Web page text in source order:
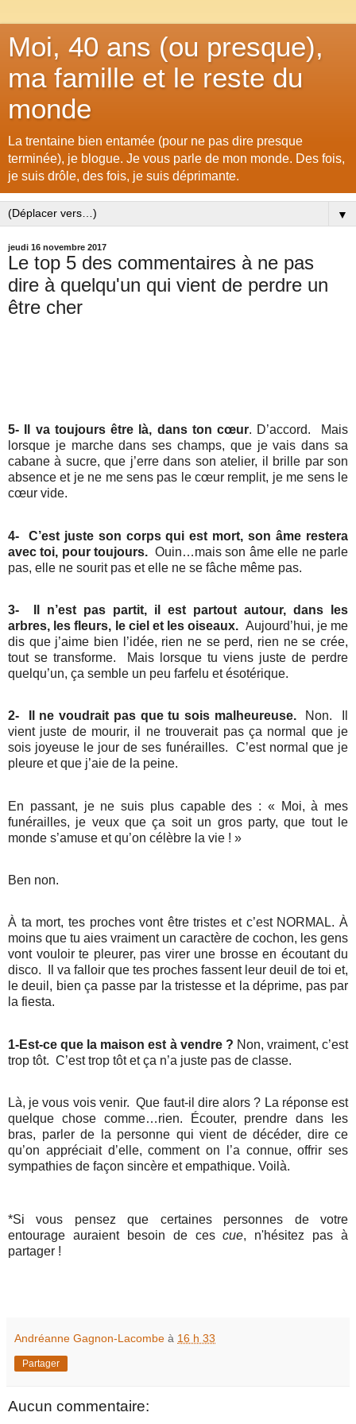
Moi, 40 ans (ou presque),
ma famille et le reste du
monde
La trentaine bien entamée (pour ne pas dire presque
terminée), je blogue. Je vous parle de mon monde. Des fois,
je suis drôle, des fois, je suis déprimante.
▼
jeudi 16 novembre 2017
Le top 5 des commentaires à ne pas
dire à quelqu'un qui vient de perdre un
être cher
5- Il va toujours être là, dans ton cœur. D’accord.
Mais
lorsque je marche dans ses champs, que je vais dans sa
cabane à sucre, que j’erre dans son atelier, il brille par son
absence et je ne me sens pas le cœur remplit, je me sens le
cœur vide.
4-
C’est juste son corps qui est mort, son âme restera
avec toi, pour toujours. Ouin…mais son âme elle ne parle
pas, elle ne sourit pas et elle ne se fâche même pas.
3-
Il n’est pas partit, il est partout autour, dans les
arbres, les fleurs, le ciel et les oiseaux. Aujourd’hui, je me
dis que j’aime bien l’idée, rien ne se perd, rien ne se crée,
tout se transforme.
Mais lorsque tu viens juste de perdre
quelqu’un, ça semble un peu farfelu et ésotérique.
2- Il ne voudrait pas que tu sois malheureuse. Non.
vient juste de mourir, il ne trouverait pas ça normal que je
sois joyeuse le jour de ses funérailles.
C’est normal que je
pleure et que j’aie de la peine.
En passant, je ne suis plus capable des : « Moi, à mes
funérailles, je veux que ça soit un gros party, que tout le
monde s’amuse et qu’on célèbre la vie ! »
Ben non.
À ta mort, tes proches vont être tristes et c’est NORMAL. À
moins que tu aies vraiment un caractère de cochon, les gens
vont vouloir te pleurer, pas virer une brosse en écoutant du
disco.
Il va falloir que tes proches fassent leur deuil de toi et,
le deuil, bien ça passe par la tristesse et la déprime, pas par
la fiesta.
1-Est-ce que la maison est à vendre ? Non, vraiment, c’est
trop tôt. C’est trop tôt et ça n’a juste pas de classe.
Là, je vous vois venir. Que faut-il dire alors ? La réponse est
quelque chose comme…rien. Écouter, prendre dans les
bras, parler de la personne qui vient de décéder, dire ce
qu’on appréciait d’elle, comment on l’a connue, offrir ses
sympathies de façon sincère et empathique. Voilà.
*Si vous pensez que certaines personnes de votre
entourage auraient besoin de cescue, n'hésitez pas à
partager !
Andréanne Gagnon-Lacombe à 16 h 33
Partager
Aucun commentaire: